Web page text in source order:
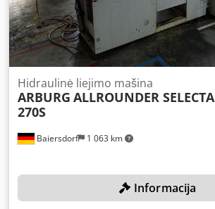
Baiersdorf 1 063 km
Hidraulinė liejimo mašina
ARBURG ALLROUNDER SELECTA
270S
Informacija